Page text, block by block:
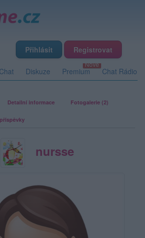
Přihlásit Registrovat
Chat Diskuze Premium Chat Rádio
Detailní informace Fotogalerie (2)
nursse